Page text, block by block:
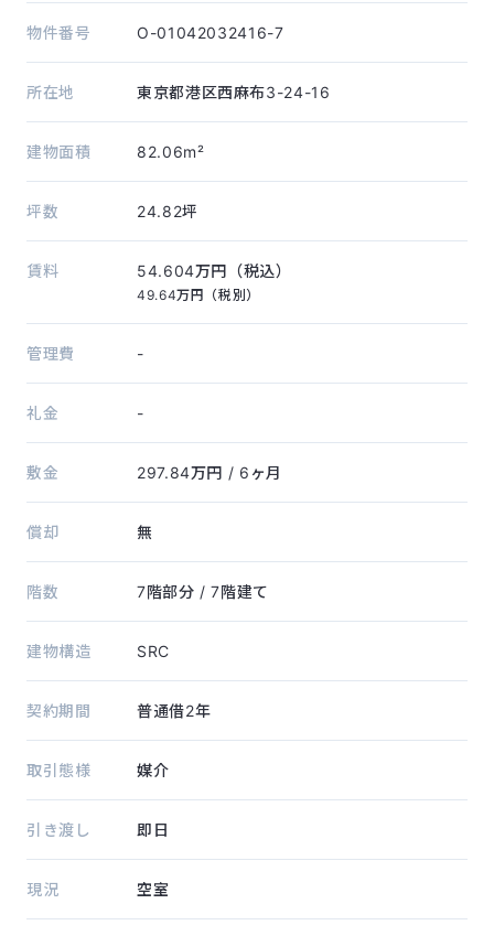
物件番号 O-01042032416-7
所在地 東京都港区西麻布3-24-16
建物面積 82.06m²
坪数 24.82坪
賃料 54.604万円（税込）
49.64万円（税別）
管理費 -
礼金 -
敷金 297.84万円 / 6ヶ月
償却 無
階数 7階部分 / 7階建て
建物構造 SRC
契約期間 普通借2年
取引態様 媒介
引き渡し 即日
現況 空室